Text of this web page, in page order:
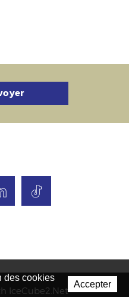
IceCube2.Net
des cookies
Accepter